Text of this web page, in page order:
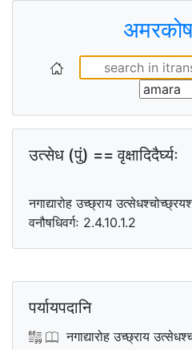
उत्सेध (पुं) == वृक्षादिदैर्घ्यः
नगाद्यारोह उच्छ्राय
वनौषधिवर्गः 2.4.10.1.2
पर्यायपदानि
नगाद्यारोह उच्छ्राय